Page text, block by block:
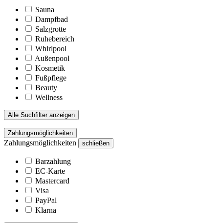
Sauna
Dampfbad
Salzgrotte
Ruhebereich
Whirlpool
Außenpool
Kosmetik
Fußpflege
Beauty
Wellness
Alle Suchfilter anzeigen
Zahlungsmöglichkeiten
Zahlungsmöglichkeiten schließen
Barzahlung
EC-Karte
Mastercard
Visa
PayPal
Klarna